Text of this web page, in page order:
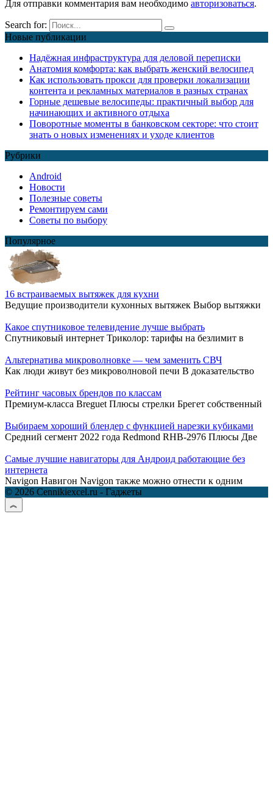
Для отправки комментария вам необходимо авторизоваться.
Search for:
Новые публикации
Надёжная инфраструктура для деловой переписки
Анатомия комфорта: как выбрать женский велосипед
Как использовать прокси для проверки локализации
контента и рекламных материалов в разных странах
Горные дешевые велосипеды: практичный выбор для
начинающих и активного отдыха
Поворотные моменты в банковском секторе: что стоит
знать о новых изменениях и уходе клиентов
Рубрики
Android
Новости
Полезные советы
Ремонтируем сами
Советы по выбору
Популярное
16 встраиваемых вытяжек для кухни
Ведущие производители кухонных вытяжек Выбор вытяжки
Какое спутниковое телевидение лучше выбрать
Спутниковый интернет Триколор: тарифы на безлимит в
Альтернатива микроволновке — чем заменить СВЧ
Как люди живут без микроволновой печи В доказательство
Рейтинг часовых брендов по классам
Премиум-класса Breguet Плюсы стрелки Брегет собственный
Выбираем хороший блендер с функцией нарезки кубиками
Средний сегмент 2022 года Redmond RHB-2976 Плюсы Две
Самые лучшие навигаторы для Андроид работающие без
интернета
Navigon Навигон Navigon также можно отнести к одним
© 2026 Cennikiexcel.ru - Гаджеты